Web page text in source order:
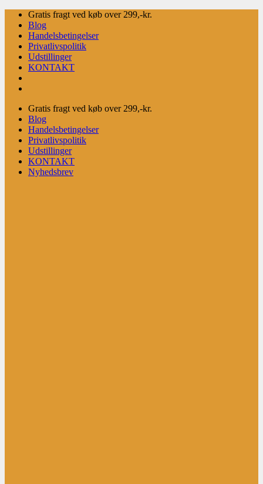
Fortsæt
indhold
Gratis fragt ved køb over 299,-kr.
Blog
Handelsbetingelser
Privatlivspolitik
Udstillinger
KONTAKT
Gratis fragt ved køb over 299,-kr.
Blog
Handelsbetingelser
Privatlivspolitik
Udstillinger
KONTAKT
Nyhedsbrev